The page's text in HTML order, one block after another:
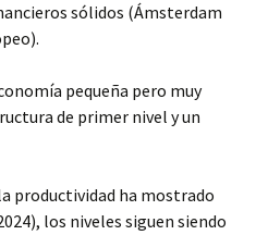
sólidos (Ámsterdam
pequeña pero muy
de primer nivel y un
productividad ha mostrado
los niveles siguen siendo